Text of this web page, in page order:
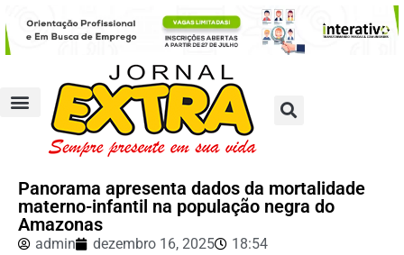
Panorama apresenta dados da mortalidade
materno-infantil na população negra do
Amazonas
admin dezembro 16, 2025
18:54